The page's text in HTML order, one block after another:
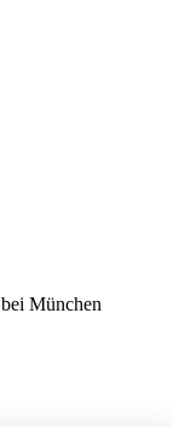
München